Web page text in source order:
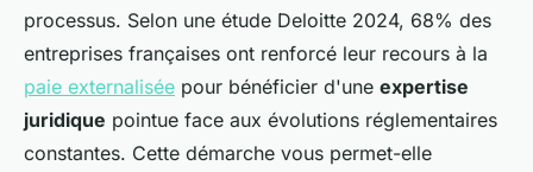
processus. Selon une étude Deloitte 2024, 68% des
entreprises françaises ont renforcé leur recours à la
paie externalisée pour bénéficier d'une expertise
juridique pointue face aux évolutions réglementaires
constantes. Cette démarche vous permet-elle